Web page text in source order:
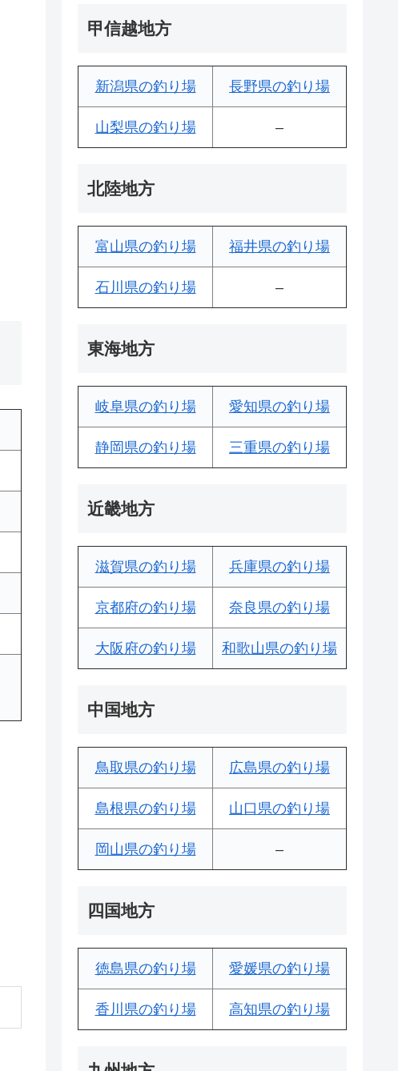
甲信越地方
新潟県の釣り場 長野県の釣り場
山梨県の釣り場 –
北陸地方
富山県の釣り場 福井県の釣り場
石川県の釣り場 –
東海地方
岐阜県の釣り場 愛知県の釣り場
静岡県の釣り場 三重県の釣り場
近畿地方
滋賀県の釣り場 兵庫県の釣り場
京都府の釣り場 奈良県の釣り場
大阪府の釣り場 和歌山県の釣り場
中国地方
鳥取県の釣り場 広島県の釣り場
島根県の釣り場 山口県の釣り場
岡山県の釣り場 –
四国地方
徳島県の釣り場 愛媛県の釣り場
香川県の釣り場 高知県の釣り場